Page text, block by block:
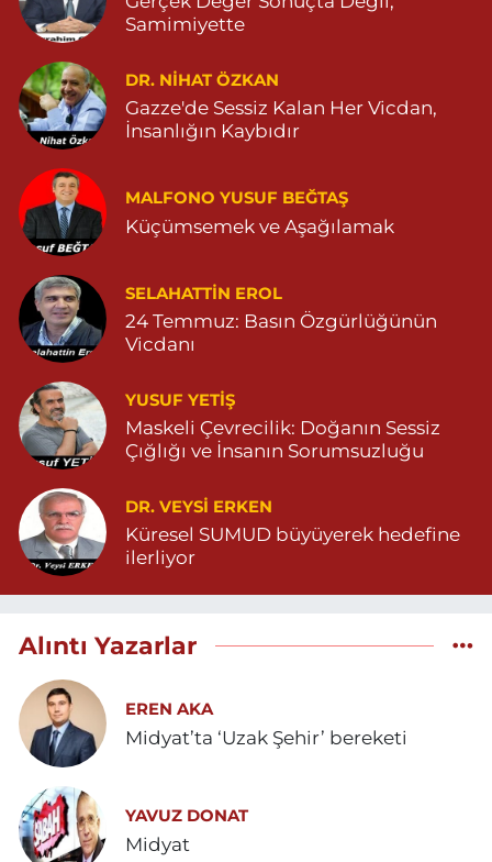
Samimiyette
DR. NIHAT ÖZKAN
Gazze'de Sessiz Kalan Her Vicdan,
İnsanlığın Kaybıdır
MALFONO YUSUF BEĞTAŞ
Küçümsemek ve Aşağılamak
SELAHATTIN EROL
24 Temmuz: Basın Özgürlüğünün
Vicdanı
YUSUF YETİŞ
Maskeli Çevrecilik: Doğanın Sessiz
Çığlığı ve İnsanın Sorumsuzluğu
DR. VEYSI ERKEN
Küresel SUMUD büyüyerek hedefine
ilerliyor
Alıntı Yazarlar
EREN AKA
Midyat’ta ‘Uzak Şehir’ bereketi
YAVUZ DONAT
Midyat